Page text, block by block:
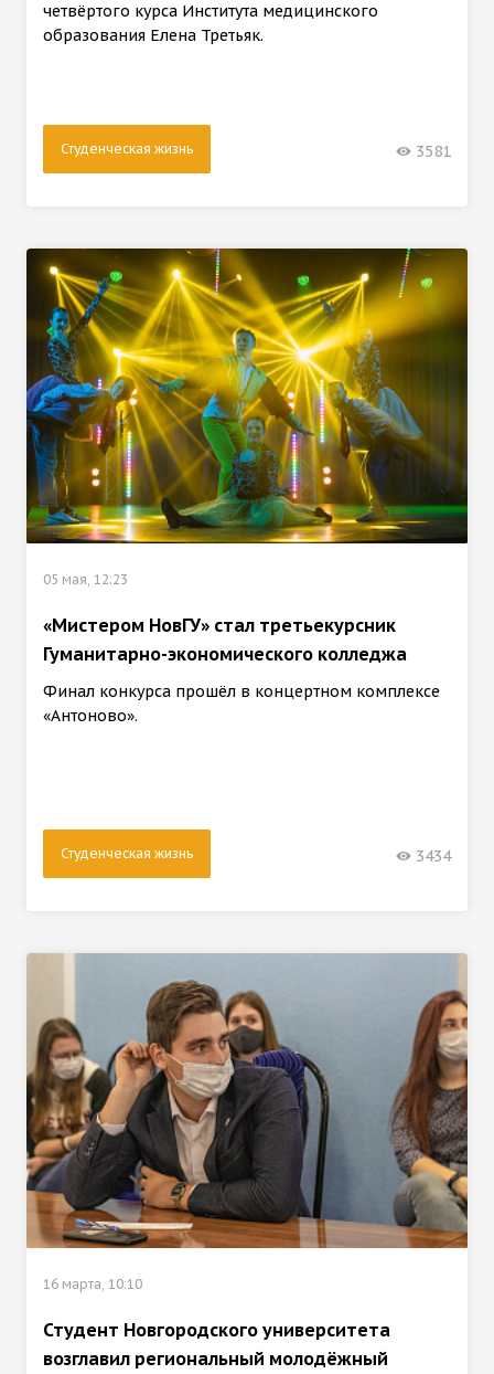
четвёртого курса Института медицинского
образования Елена Третьяк.
Студенческая жизнь 3581
05 мая, 12:23
«Мистером НовГУ» стал третьекурсник
Гуманитарно-экономического колледжа
Финал конкурса прошёл в концертном комплексе
«Антоново».
Студенческая жизнь 3434
16 марта, 10:10
Студент Новгородского университета
возглавил региональный молодёжный